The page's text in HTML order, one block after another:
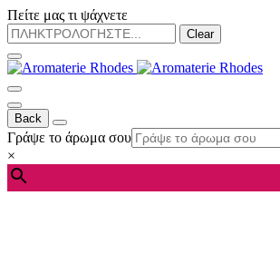
Πείτε μας τι ψάχνετε
Clear
Back
Γράψε το άρωμα σου
×